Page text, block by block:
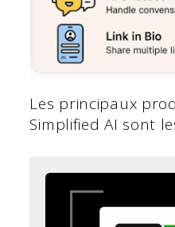
Les principaux
Simplified AI sont